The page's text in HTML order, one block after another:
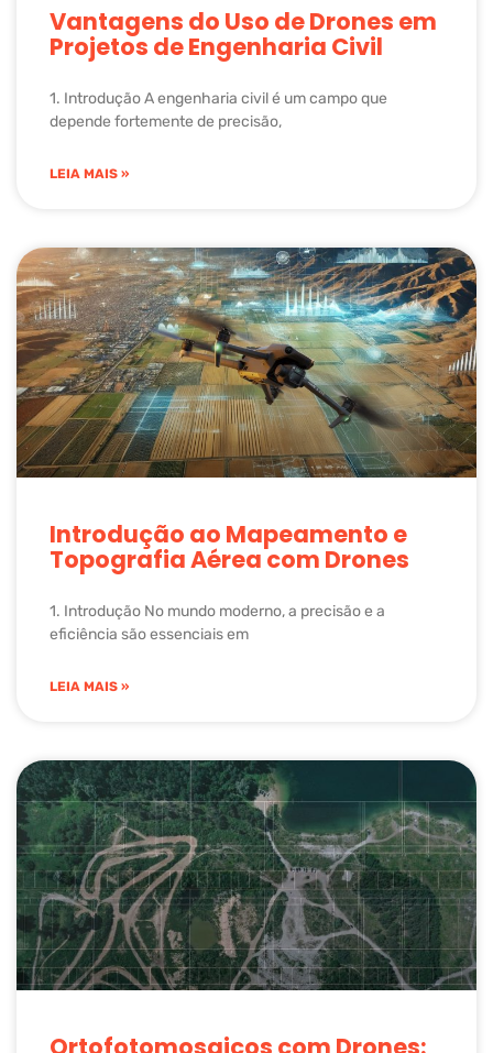
Vantagens do Uso de Drones em
Projetos de Engenharia Civil
1. Introdução A engenharia civil é um campo que
depende fortemente de precisão,
LEIA MAIS »
Introdução ao Mapeamento e
Topografia Aérea com Drones
1. Introdução No mundo moderno, a precisão e a
eficiência são essenciais em
LEIA MAIS »